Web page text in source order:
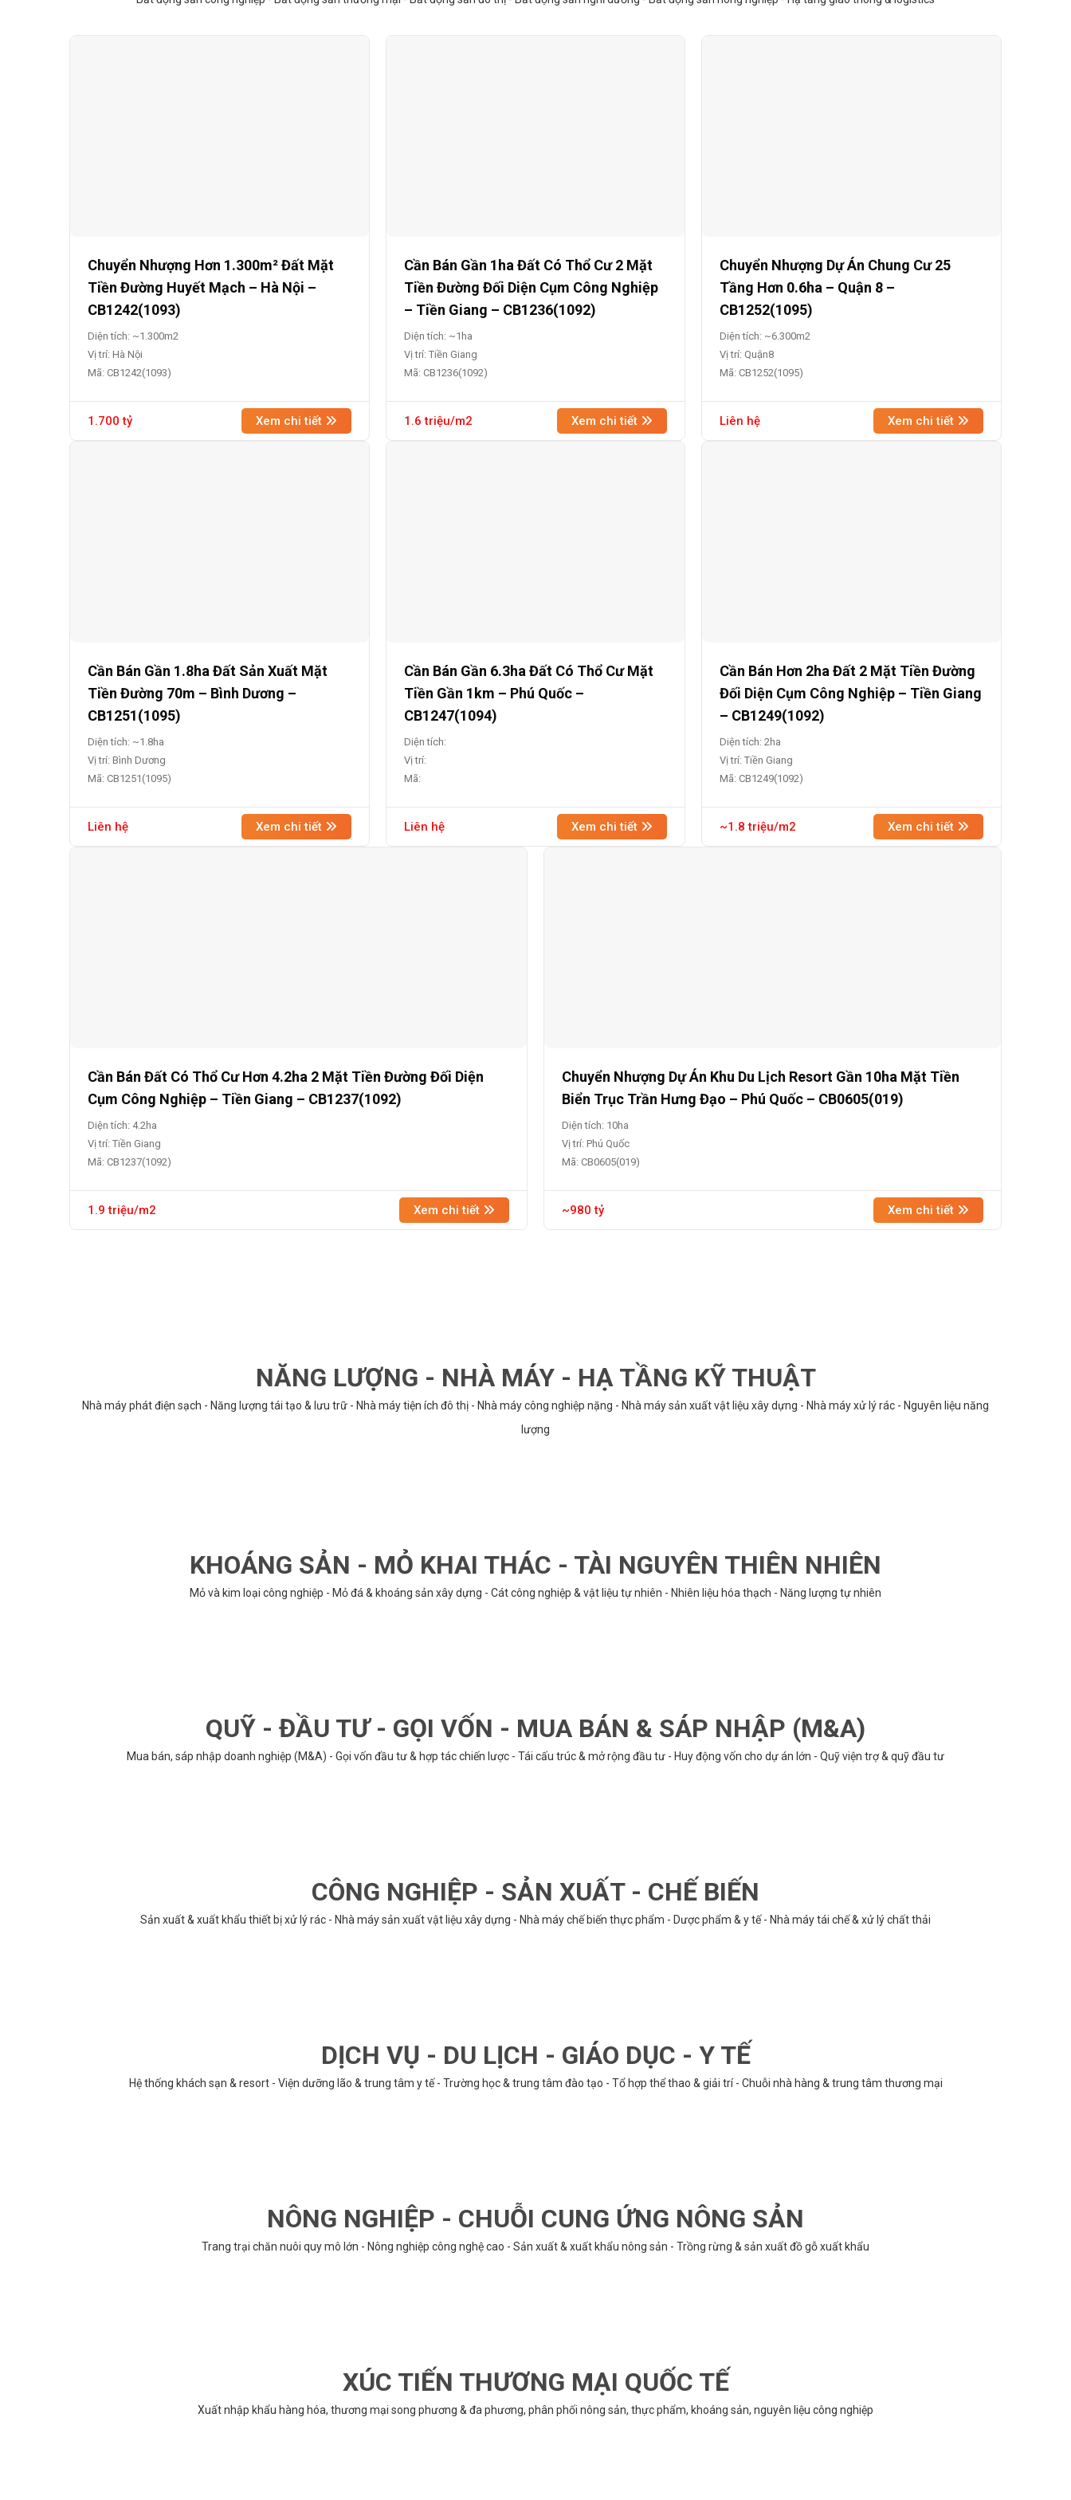
Chuyển Nhượng Hơn 1.300m² Đất Mặt
Tiền Đường Huyết Mạch – Hà Nội –
CB1242(1093)
Diện tích: ~1.300m2
Vị trí: Hà Nội
Mã: CB1242(1093)
1.700 tỷ Xem chi tiết
Cần Bán Gần 1ha Đất Có Thổ Cư 2 Mặt
Tiền Đường Đối Diện Cụm Công Nghiệp
– Tiền Giang – CB1236(1092)
Diện tích: ~1ha
Vị trí: Tiền Giang
Mã: CB1236(1092)
1.6 triệu/m2 Xem chi tiết
Chuyển Nhượng Dự Án Chung Cư 25
Tầng Hơn 0.6ha – Quận 8 –
CB1252(1095)
Diện tích: ~6.300m2
Vị trí: Quận8
Mã: CB1252(1095)
Liên hệ Xem chi tiết
Cần Bán Gần 1.8ha Đất Sản Xuất Mặt
Tiền Đường 70m – Bình Dương –
CB1251(1095)
Diện tích: ~1.8ha
Vị trí: Bình Dương
Mã: CB1251(1095)
Liên hệ Xem chi tiết
Cần Bán Gần 6.3ha Đất Có Thổ Cư Mặt
Tiền Gần 1km – Phú Quốc –
CB1247(1094)
Diện tích:
Vị trí:
Mã:
Liên hệ Xem chi tiết
Cần Bán Hơn 2ha Đất 2 Mặt Tiền Đường
Đối Diện Cụm Công Nghiệp – Tiền Giang
– CB1249(1092)
Diện tích: 2ha
Vị trí: Tiền Giang
Mã: CB1249(1092)
~1.8 triệu/m2 Xem chi tiết
Cần Bán Đất Có Thổ Cư Hơn 4.2ha 2 Mặt Tiền Đường Đối Diện
Cụm Công Nghiệp – Tiền Giang – CB1237(1092)
Diện tích: 4.2ha
Vị trí: Tiền Giang
Mã: CB1237(1092)
1.9 triệu/m2 Xem chi tiết
Chuyển Nhượng Dự Án Khu Du Lịch Resort Gần 10ha Mặt Tiền
Biển Trục Trần Hưng Đạo – Phú Quốc – CB0605(019)
Diện tích: 10ha
Vị trí: Phú Quốc
Mã: CB0605(019)
~980 tỷ Xem chi tiết
NĂNG LƯỢNG - NHÀ MÁY - HẠ TẦNG KỸ THUẬT
Nhà máy phát điện sạch - Năng lượng tái tạo & lưu trữ - Nhà máy tiện ích đô thị - Nhà máy công nghiệp nặng - Nhà máy sản xuất vật liệu xây dựng - Nhà máy xử lý rác - Nguyên liệu năng
lượng
KHOÁNG SẢN - MỎ KHAI THÁC - TÀI NGUYÊN THIÊN NHIÊN
Mỏ và kim loại công nghiệp - Mỏ đá & khoáng sản xây dựng - Cát công nghiệp & vật liệu tự nhiên - Nhiên liệu hóa thạch - Năng lượng tự nhiên
QUỸ - ĐẦU TƯ - GỌI VỐN - MUA BÁN & SÁP NHẬP (M&A)
Mua bán, sáp nhập doanh nghiệp (M&A) - Gọi vốn đầu tư & hợp tác chiến lược - Tái cấu trúc & mở rộng đầu tư - Huy động vốn cho dự án lớn - Quỹ viện trợ & quỹ đầu tư
CÔNG NGHIỆP - SẢN XUẤT - CHẾ BIẾN
Sản xuất & xuất khẩu thiết bị xử lý rác - Nhà máy sản xuất vật liệu xây dựng - Nhà máy chế biến thực phẩm - Dược phẩm & y tế - Nhà máy tái chế & xử lý chất thải
DỊCH VỤ - DU LỊCH - GIÁO DỤC - Y TẾ
Hệ thống khách sạn & resort - Viện dưỡng lão & trung tâm y tế - Trường học & trung tâm đào tạo - Tổ hợp thể thao & giải trí - Chuỗi nhà hàng & trung tâm thương mại
NÔNG NGHIỆP - CHUỖI CUNG ỨNG NÔNG SẢN
Trang trại chăn nuôi quy mô lớn - Nông nghiệp công nghệ cao - Sản xuất & xuất khẩu nông sản - Trồng rừng & sản xuất đồ gỗ xuất khẩu
XÚC TIẾN THƯƠNG MẠI QUỐC TẾ
Xuất nhập khẩu hàng hóa, thương mại song phương & đa phương, phân phối nông sản, thực phẩm, khoáng sản, nguyên liệu công nghiệp